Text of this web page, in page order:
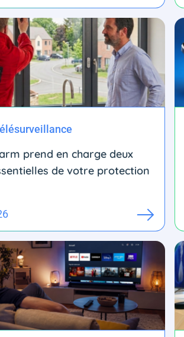
prend en charge deux
de votre protection